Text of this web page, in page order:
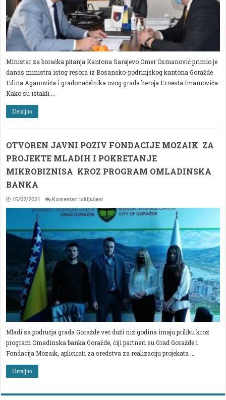
Ministar za boračka pitanja Kantona Sarajevo Omer Osmanović primio je
danas ministra istog resora iz Bosansko-podrinjskog kantona Goražde
Edina Aganovića i gradonačelnika ovog grada heroja Ernesta Imamovića.
Kako su istakli …
Detaljno
OTVOREN JAVNI POZIV FONDACIJE MOZAIK ZA
PROJEKTE MLADIH I POKRETANJE
MIKROBIZNISA KROZ PROGRAM OMLADINSKA
BANKA
15/02/2021 Komentari isključeni
JAVNI
POZIV
FONDACIJE
MOZAIK
ZA
PROJEKTE
MLADIH
POKRETANJE
MIKROBIZNISA
KROZ
PROGRAM
OMLADINSKA
Mladi sa područja grada Goražde već duži niz godina imaju priliku kroz
program Omadinska banka Goražde, čiji partneri su Grad Goražde i
Fondacija Mozaik, aplicirati za sredstva za realizaciju projekata …
Detaljno